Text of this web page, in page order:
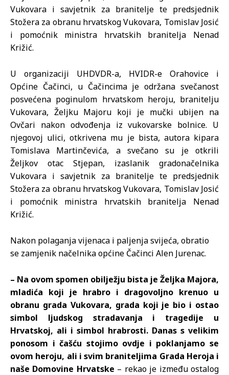
Vukovara i savjetnik za branitelje te predsjednik
Stožera za obranu hrvatskog Vukovara, Tomislav Josić
i pomoćnik ministra hrvatskih branitelja Nenad
Križić.
U organizaciji UHDVDR-a, HVIDR-e Orahovice i
Općine Čačinci, u Čačincima je održana svečanost
posvećena poginulom hrvatskom heroju, branitelju
Vukovara, Željku Majoru koji je mučki ubijen na
Ovčari nakon odvođenja iz vukovarske bolnice. U
njegovoj ulici, otkrivena mu je bista, autora kipara
Tomislava Martinčevića, a svečano su je otkrili
Željkov otac Stjepan, izaslanik gradonačelnika
Vukovara i savjetnik za branitelje te predsjednik
Stožera za obranu hrvatskog Vukovara, Tomislav Josić
i pomoćnik ministra hrvatskih branitelja Nenad
Križić.
Nakon polaganja vijenaca i paljenja svijeća, obratio
se zamjenik načelnika općine Čačinci Alen Jurenac.
– Na ovom spomen obilježju bista je Željka Majora,
mladića koji je hrabro i dragovoljno krenuo u
obranu grada Vukovara, grada koji je bio i ostao
simbol ljudskog stradavanja i tragedije u
Hrvatskoj, ali i simbol hrabrosti. Danas s velikim
ponosom i čašću stojimo ovdje i poklanjamo se
ovom heroju, ali i svim braniteljima Grada Heroja i
naše Domovine Hrvatske – rekao je između ostalog